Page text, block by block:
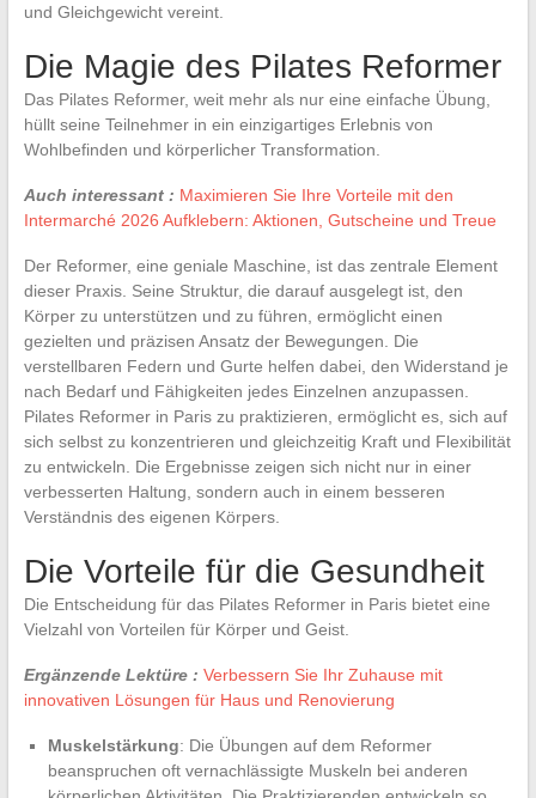
und Gleichgewicht vereint.
Die Magie des Pilates Reformer
Das Pilates Reformer, weit mehr als nur eine einfache Übung,
hüllt seine Teilnehmer in ein einzigartiges Erlebnis von
Wohlbefinden und körperlicher Transformation.
Auch interessant : Maximieren Sie Ihre Vorteile mit den
Intermarché 2026 Aufklebern: Aktionen, Gutscheine und Treue
Der Reformer, eine geniale Maschine, ist das zentrale Element
dieser Praxis. Seine Struktur, die darauf ausgelegt ist, den
Körper zu unterstützen und zu führen, ermöglicht einen
gezielten und präzisen Ansatz der Bewegungen. Die
verstellbaren Federn und Gurte helfen dabei, den Widerstand je
nach Bedarf und Fähigkeiten jedes Einzelnen anzupassen.
Pilates Reformer in Paris zu praktizieren, ermöglicht es, sich auf
sich selbst zu konzentrieren und gleichzeitig Kraft und Flexibilität
zu entwickeln. Die Ergebnisse zeigen sich nicht nur in einer
verbesserten Haltung, sondern auch in einem besseren
Verständnis des eigenen Körpers.
Die Vorteile für die Gesundheit
Die Entscheidung für das Pilates Reformer in Paris bietet eine
Vielzahl von Vorteilen für Körper und Geist.
Ergänzende Lektüre : Verbessern Sie Ihr Zuhause mit
innovativen Lösungen für Haus und Renovierung
Muskelstärkung: Die Übungen auf dem Reformer
beanspruchen oft vernachlässigte Muskeln bei anderen